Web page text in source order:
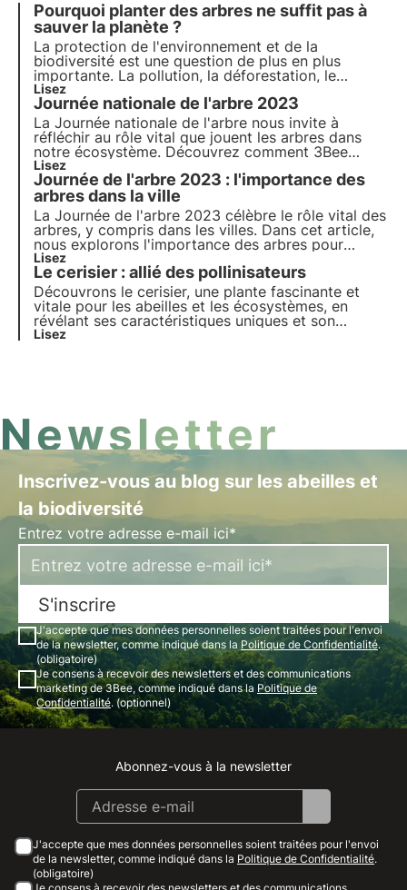
Pourquoi planter des arbres ne suffit pas à
sauver la planète ?
La protection de l'environnement et de la
biodiversité est une question de plus en plus
importante. La pollution, la déforestation, le
changement climatique et l'augmentation des gaz
à effet de serre ne sont que quelques-uns des
sujets les plus fréquemment abordés aujourd'hui.
Mais que pouvons-nous vraiment faire ?
Lisez
Journée nationale de l'arbre 2023
La Journée nationale de l'arbre nous invite à
réfléchir au rôle vital que jouent les arbres dans
notre écosystème. Découvrez comment 3Bee
s'engage concrètement à planter des arbres
nectarifères pour fournir de la nourriture aux
insectes pollinisateurs et régénérer la biodiversité.
Lisez
Journée de l'arbre 2023 : l'importance des
arbres dans la ville
La Journée de l'arbre 2023 célèbre le rôle vital des
arbres, y compris dans les villes. Dans cet article,
nous explorons l'importance des arbres pour
l'écosystème urbain, les avantages pour la
biodiversité et les initiatives innovantes telles que
les oasis de biodiversité de 3Bee pour un avenir
plus vert et biodiversifié.
Lisez
Le cerisier : allié des pollinisateurs
Découvrons le cerisier, une plante fascinante et
vitale pour les abeilles et les écosystèmes, en
révélant ses caractéristiques uniques et son
importance vitale pour le maintien de l'habitat
Lisez
Newsletter
Inscrivez-vous au blog sur les abeilles et
la biodiversité
Entrez votre adresse e-mail ici*
S'inscrire
J'accepte que mes données personnelles soient traitées pour l'envoi
de la newsletter, comme indiqué dans la Politique de Confidentialité.
(obligatoire)
Je consens à recevoir des newsletters et des communications
marketing de 3Bee, comme indiqué dans la Politique de
Confidentialité. (optionnel)
Instagram
Facebook
Linkedin
Youtube
Abonnez-vous à la newsletter
J'accepte que mes données personnelles soient traitées pour l'envoi
de la newsletter, comme indiqué dans la Politique de Confidentialité.
(obligatoire)